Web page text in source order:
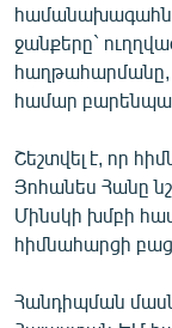
ՀԵՏԵՎԵՔ ՄԵԶ
ջանքերը`
հաղթահարմանը,
համար
Շեշտվել է, որ
Յոհանես Հանը
Մինսկի խմբի
հիմնահարցի
Հանդիպման